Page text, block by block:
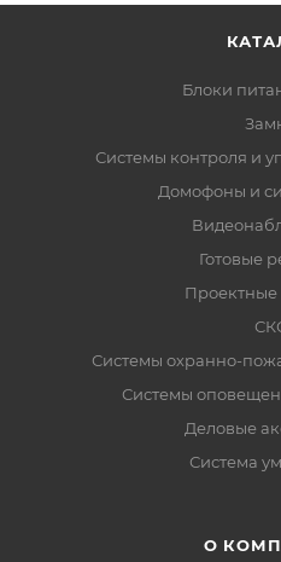
Блоки
Системы контроля и
Домофоны и
Готовые
Системы охранно-
Системы
Деловые
Система
О